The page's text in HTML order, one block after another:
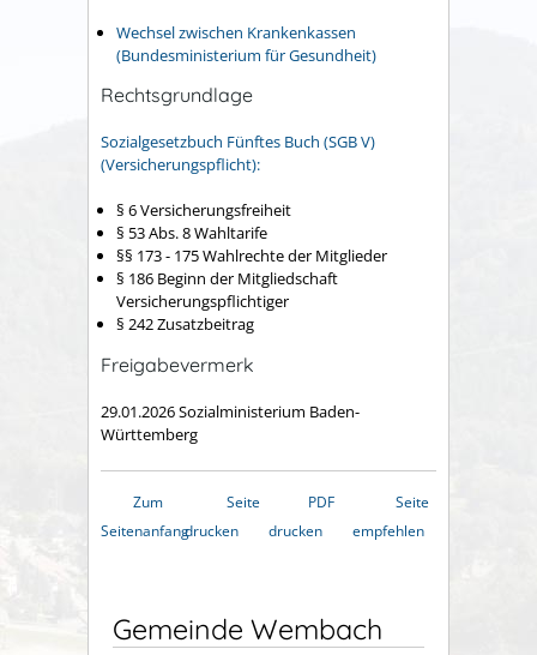
Wechsel zwischen Krankenkassen
(Bundesministerium für Gesundheit)
Rechtsgrundlage
Sozialgesetzbuch Fünftes Buch (SGB V)
(Versicherungspflicht):
§ 6 Versicherungsfreiheit
§ 53 Abs. 8 Wahltarife
§§ 173 - 175 Wahlrechte der Mitglieder
§ 186 Beginn der Mitgliedschaft
Versicherungspflichtiger
§ 242 Zusatzbeitrag
Freigabevermerk
29.01.2026 Sozialministerium Baden-
Württemberg
Zum
Seitenanfang
Seite
drucken
PDF
drucken
Seite
empfehlen
Gemeinde Wembach